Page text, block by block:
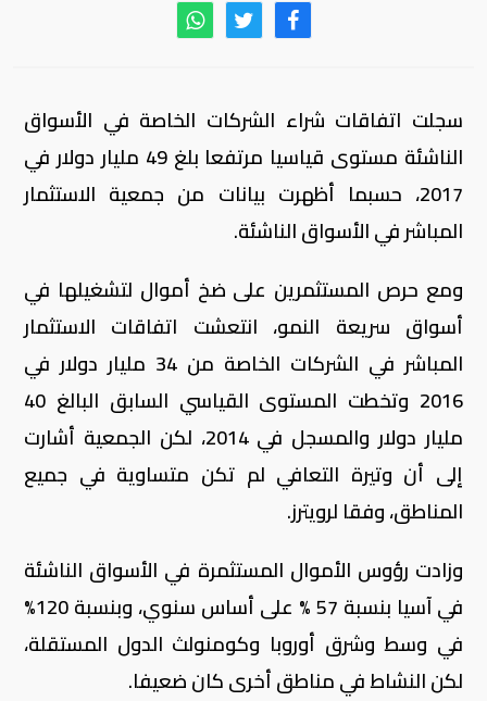
سجلت اتفاقات شراء الشركات الخاصة في الأسواق
الناشئة مستوى قياسيا مرتفعا بلغ 49 مليار دولار في
2017، حسبما أظهرت بيانات من جمعية الاستثمار
المباشر في الأسواق الناشئة.
ومع حرص المستثمرين على ضخ أموال لتشغيلها في
أسواق سريعة النمو، انتعشت اتفاقات الاستثمار
المباشر في الشركات الخاصة من 34 مليار دولار في
2016 وتخطت المستوى القياسي السابق البالغ 40
مليار دولار والمسجل في 2014، لكن الجمعية أشارت
إلى أن وتيرة التعافي لم تكن متساوية في جميع
المناطق، وفقا لرويترز.
وزادت رؤوس الأموال المستثمرة في الأسواق الناشئة
في آسيا بنسبة 57 % على أساس سنوي، وبنسبة 120%
في وسط وشرق أوروبا وكومنولث الدول المستقلة،
لكن النشاط في مناطق أخرى كان ضعيفا.